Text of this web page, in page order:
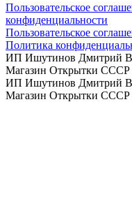
Пользовательское
конфиденциальности
Пользовательское
Политика
ИП Ишутинов Дмитрий
Магазин Открытки
ИП Ишутинов Дмитрий
Магазин Открытки